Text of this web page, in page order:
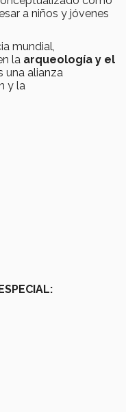
a niños y jóvenes
mundial,
la arqueología y el
una alianza
y la